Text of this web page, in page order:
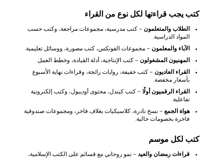
كتب يجب قراءتها لكل نوع من القراء
الطلاب والمتعلمون – كتب مدرسية، مجموعات مراجعة، وكتب حسب
المواد الدراسية.
الآباء والمعلمون – مجموعات الفونكس، كتب مصورة، ووسائل تعليمية.
المهنيون المشغولون – كتب الإنتاجية، أدلة القيادة، وخطط العمل.
القراء العاديون – كتب خفيفة، روايات رائجة، وقراءات نهاية الأسبوع
بأسعار مخفضة.
القراء الرقميون أولًا – كتب كيندل، محتوى أوديبول، وكتب إلكترونية
تفاعلية.
هواة الجمع – نسخ نادرة، كلاسيكيات بغلاف فاخر، ومجموعات صندوقية
فاخرة بخصومات حالية.
كتب لكل موسم
قراءات رمضان والعيد – نمو روحاني مع قسائم على الكتب الإسلامية،